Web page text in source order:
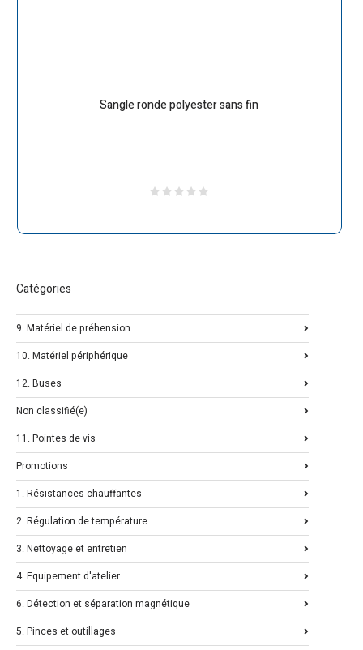
Sangle ronde polyester sans fin
Catégories
9. Matériel de préhension
10. Matériel périphérique
12. Buses
Non classifié(e)
11. Pointes de vis
Promotions
1. Résistances chauffantes
2. Régulation de température
3. Nettoyage et entretien
4. Equipement d'atelier
6. Détection et séparation magnétique
5. Pinces et outillages